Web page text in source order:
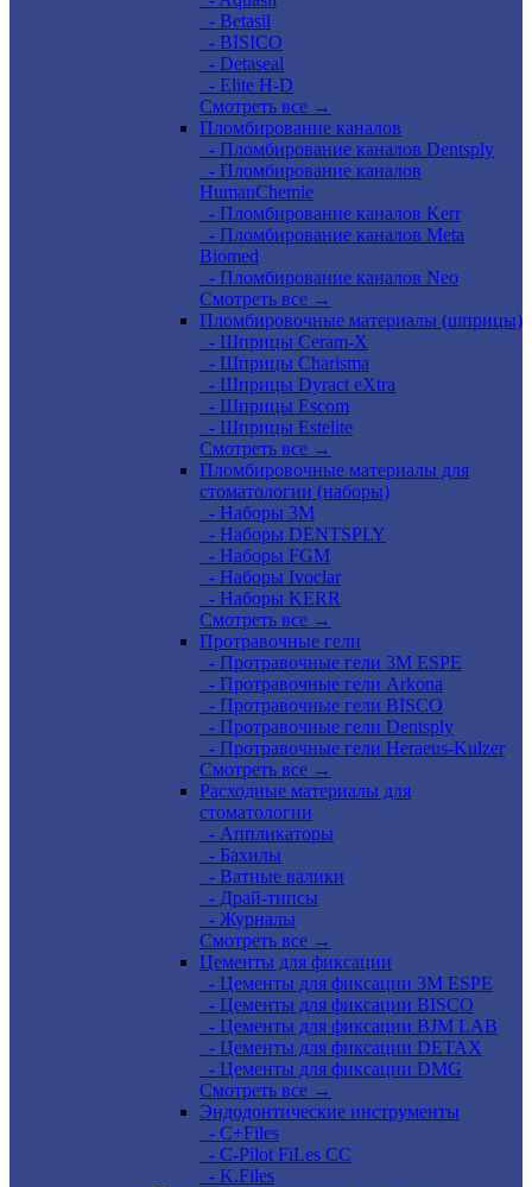
- Betasil
- BISICO
- Detaseal
- Elite H-D
Смотреть все →
Пломбирование каналов
- Пломбирование каналов Dentsply
- Пломбирование каналов
HumanChemie
- Пломбирование каналов Kerr
- Пломбирование каналов Meta
Biomed
- Пломбирование каналов Neo
Смотреть все →
Пломбировочные материалы (шприцы)
- Шприцы Ceram-X
- Шприцы Charisma
- Шприцы Dyract eXtra
- Шприцы Escom
- Шприцы Estelite
Смотреть все →
Пломбировочные материалы для
стоматологии (наборы)
- Наборы 3М
- Наборы DENTSPLY
- Наборы FGM
- Наборы Ivoclar
- Наборы KERR
Смотреть все →
Протравочные гели
- Протравочные гели 3М ESPE
- Протравочные гели Arkona
- Протравочные гели BISCO
- Протравочные гели Dentsply
- Протравочные гели Heraeus-Kulzer
Смотреть все →
Расходные материалы для
стоматологии
- Аппликаторы
- Бахилы
- Ватные валики
- Драй-типсы
- Журналы
Смотреть все →
Цементы для фиксации
- Цементы для фиксации 3M ESPE
- Цементы для фиксации BISCO
- Цементы для фиксации BJM LAB
- Цементы для фиксации DETAX
- Цементы для фиксации DMG
Смотреть все →
Эндодонтические инструменты
- C+Files
- C-Pilot FiLes CC
- K.Files